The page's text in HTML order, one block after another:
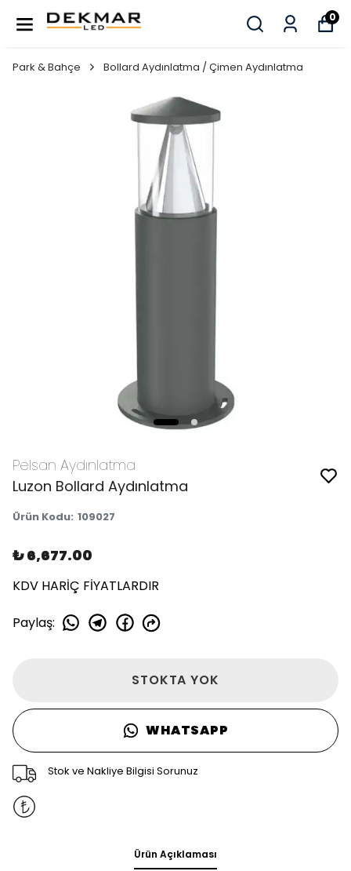
0
Park & Bahçe Bollard Aydınlatma / Çimen Aydınlatma
Pelsan Aydınlatma
Luzon Bollard Aydınlatma
Ürün Kodu: 109027
₺ 6,677.00
KDV HARİÇ FİYATLARDIR
Paylaş:
STOKTA YOK
WHATSAPP
Stok ve Nakliye Bilgisi Sorunuz
Ürün Açıklaması